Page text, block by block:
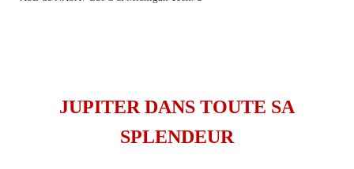
JUPITER DANS TOUTE SA
SPLENDEUR